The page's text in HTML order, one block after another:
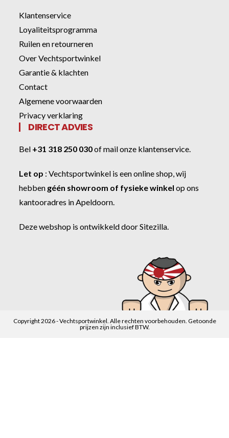
Klantenservice
Loyaliteitsprogramma
Ruilen en retourneren
Over Vechtsportwinkel
Garantie & klachten
Contact
Algemene voorwaarden
Privacy verklaring
DIRECT ADVIES
Bel +31 318 250 030ofmail onze klantenservice.
Let op :Vechtsportwinkel is een online shop, wij
hebben géén showroom of fysieke winkel op ons
kantooradres in Apeldoorn.
Deze webshop is ontwikkeld doorSitezilla.
Copyright 2026 - Vechtsportwinkel. Alle rechten voorbehouden. Getoonde
prijzen zijn inclusief BTW.